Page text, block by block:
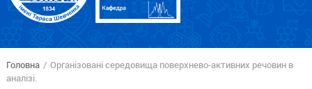
Ви є тут
Головна / Організовані середовища поверхнево-активних речовин в
аналізі.